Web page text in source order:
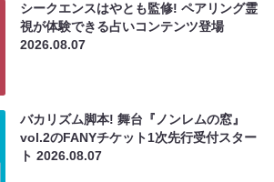
シークエンスはやとも監修! ペアリング霊
視が体験できる占いコンテンツ登場
2026.08.07
バカリズム脚本! 舞台『ノンレムの窓』
vol.2のFANYチケット1次先行受付スター
ト2026.08.07